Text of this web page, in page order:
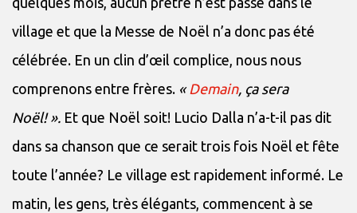
village et que la Messe de Noël n’a donc pas été
célébrée. En un clin d’œil complice, nous nous
comprenons entre frères. « Demain, ça sera
Noël! ». Et que Noël soit! Lucio Dalla n’a-t-il pas dit
dans sa chanson que ce serait trois fois Noël et fête
toute l’année? Le village est rapidement informé. Le
matin, les gens, très élégants, commencent à se